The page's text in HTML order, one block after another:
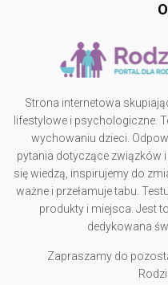
Strona internetowa
lifestylowe i psychologiczne.
wychowaniu dzieci.
pytania dotyczące związków
się wiedzą, inspirujemy do
ważne i przełamuje tabu.
produkty i miejsca. Jest
dedykowana
Zapraszamy do